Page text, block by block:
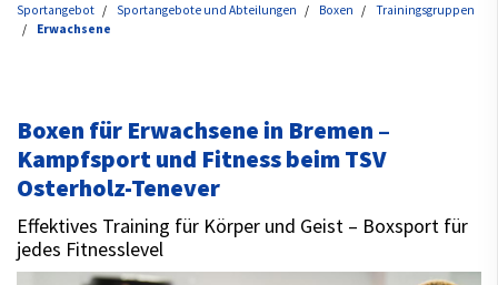
Sportangebot Sportangebote und Abteilungen Boxen
Trainingsgruppen
Erwachsene
Boxen für Erwachsene in Bremen –
Kampfsport und Fitness beim TSV
Osterholz-Tenever
Effektives Training für Körper und Geist – Boxsport für
jedes Fitnesslevel